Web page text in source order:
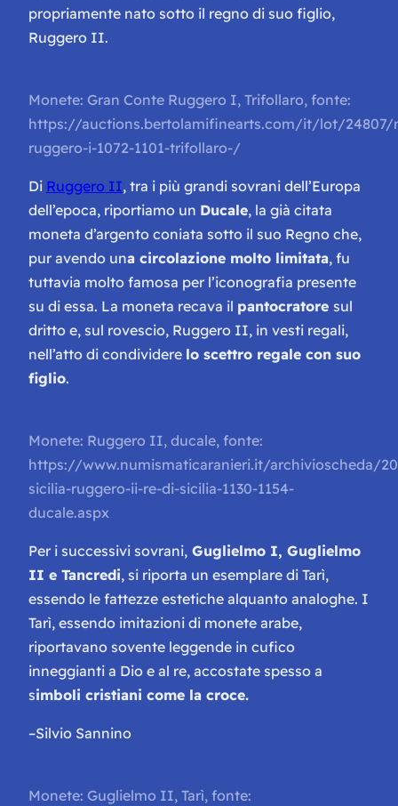
propriamente nato sotto il regno di suo figlio,
Ruggero II.
Monete: Gran Conte Ruggero I, Trifollaro, fonte:
https://auctions.bertolamifinearts.com/it/lot/24807/
ruggero-i-1072-1101-trifollaro-/
Di Ruggero II, tra i più grandi sovrani dell’Europa
dell’epoca, riportiamo un Ducale, la già citata
moneta d’argento coniata sotto il suo Regno che,
pur avendo una circolazione molto limitata, fu
tuttavia molto famosa per l’iconografia presente
su di essa. La moneta recava il pantocratore sul
dritto e, sul rovescio, Ruggero II, in vesti regali,
nell’atto di condividere lo scettro regale con suo
figlio.
Monete: Ruggero II, ducale, fonte:
https://www.numismaticaranieri.it/archivioscheda/
sicilia-ruggero-ii-re-di-sicilia-1130-1154-
ducale.aspx
Per i successivi sovrani, Guglielmo I, Guglielmo
II e Tancredi, si riporta un esemplare di Tarì,
essendo le fattezze estetiche alquanto analoghe. I
Tarì, essendo imitazioni di monete arabe,
riportavano sovente leggende in cufico
inneggianti a Dio e al re, accostate spesso a
simboli cristiani come la croce.
–Silvio Sannino
Monete: Guglielmo II, Tarì, fonte: